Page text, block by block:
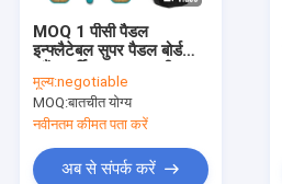
MOQ 1 पीसी पैडल
इन्फ्लैटेबल सुपर पैडल बोर्ड
मूल्य:negotiable
MOQ:बातचीत योग्य
नवीनतम कीमत पता करें
अब से संपर्क करें